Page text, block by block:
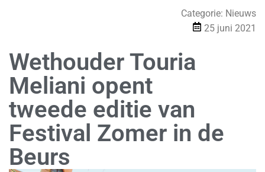
Categorie: Nieuws
25 juni 2021
Wethouder Touria
Meliani opent
tweede editie van
Festival Zomer in de
Beurs